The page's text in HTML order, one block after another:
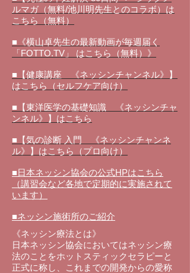
ルマガ（無料/池川明先生とのコラボ）は
こちら（無料）
■《横山卓先生の最新動画が毎週届く
「FOTTO.TV」 はこちら（無料）》
■【健康講座 《ネッシンチャンネル》】
はこちら（セルフケア向け）
■【東洋医学の基礎知識 《ネッシンチャ
ンネル》】はこちら
■【気の診断 入門 《ネッシンチャンネ
ル》】はこちら（プロ向け）
■日本ネッシン協会の公式HPはこちら
（講習会など各地で定期的に実施されて
います）
■ネッシン施術所のご紹介
《ネッシン療法とは》
日本ネッシン協会においてはネッシン療
法のことをホットスティックセラピーと
正式に称し、これまでの開発からの愛称